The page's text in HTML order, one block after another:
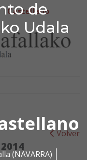
de
Udala
(NAVARRA)
de
Castellano
Volver